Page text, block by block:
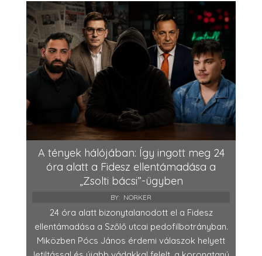
A tények hálójában: Így ingott meg 24
óra alatt a Fidesz ellentámadása a
„Zsolti bácsi”-ügyben
BY: NORKER
24 óra alatt bizonytalanodott el a Fidesz
ellentámadása a Szőlő utcai pedofilbotrányban.
Miközben Pócs János érdemi válaszok helyett